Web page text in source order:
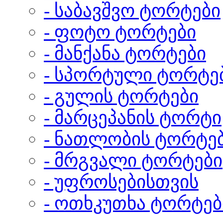
- საბავშვო ტორტები
- ფოტო ტორტები
- მანქანა ტორტები
- სპორტული
- გულის ტორტები
- მარცეპანის ტორტი
- ნათლობის
- მრგვალი ტორტები
- უფროსებისთვის
- ოთხკუთხა